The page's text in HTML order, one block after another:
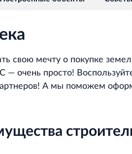
Проектный институт
гражданскому
комплекс
свою мечту о покупке
— очень просто!
А мы поможем